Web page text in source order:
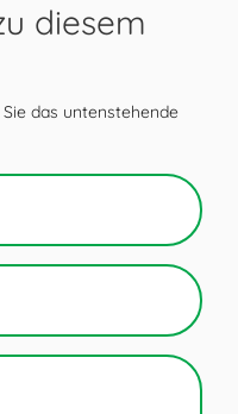
diesem
das untenstehende